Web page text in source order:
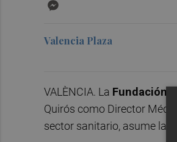
Valencia Plaza
VALÈNCIA. La Fundación
Quirós como Director
sector sanitario, asume la